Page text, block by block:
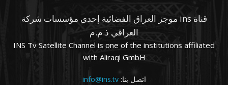
قناة ins موجز العراق الفضائية إحدى مؤسسات شركة
العراقي ذ.م.م
INS Tv Satellite Channel is one of the institutions affiliated
with Aliraqi GmbH
اتصل بنا:info@ins.tv